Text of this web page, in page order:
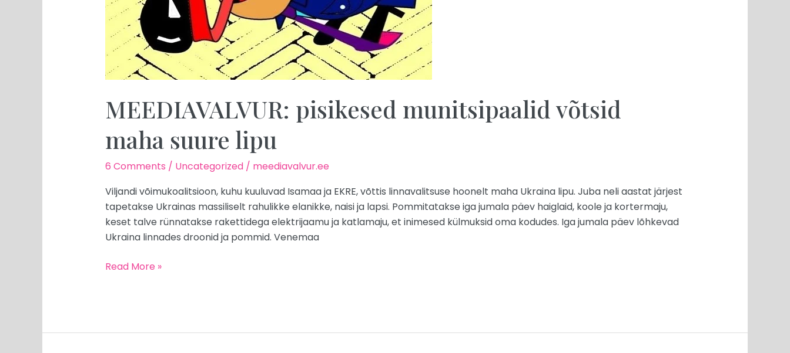
MEEDIAVALVUR: pisikesed munitsipaalid võtsid
maha suure lipu
6 Comments / Uncategorized/ meediavalvur.ee
Viljandi võimukoalitsioon, kuhu kuuluvad Isamaa ja EKRE, võttis linnavalitsuse hoonelt maha Ukraina lipu. Juba neli aastat järjest
tapetakse Ukrainas massiliselt rahulikke elanikke, naisi ja lapsi. Pommitatakse iga jumala päev haiglaid, koole ja kortermaju,
keset talve rünnatakse rakettidega elektrijaamu ja katlamaju, et inimesed külmuksid oma kodudes. Iga jumala päev lõhkevad
Ukraina linnades droonid ja pommid. Venemaa
Read More »